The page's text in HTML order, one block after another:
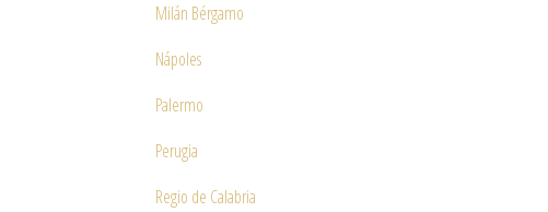
Milán Bérgamo
Nápoles
Palermo
Perugia
Regio de Calabria